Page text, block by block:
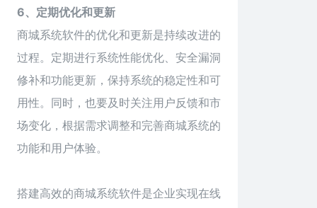
6、定期优化和更新
商城系统软件的优化和更新是持续改进的
过程。定期进行系统性能优化、安全漏洞
修补和功能更新，保持系统的稳定性和可
用性。同时，也要及时关注用户反馈和市
场变化，根据需求调整和完善商城系统的
功能和用户体验。
搭建高效的商城系统软件是企业实现在线